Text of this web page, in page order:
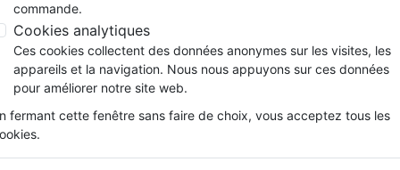
Testaments
Segond
Darby
Famille, couple
Souffrance, Relation d'aide
Ethique, société, politique
Événements actuels
Couple
Souffrance, Relation d'aide
Apologétique
ans
Bibles jeunesse
Latino, Folk
Soul
Louange, Adoration
Pop, Rock
animés
conférences
Documentaires, reportages
Accessoires de Bible
Papeterie
partie de la famille de Dieu - Redécouvrir le projet de
Faire partie de la famille de
Redécouvrir le projet de Dieu pour
Carmen Joy Imes
RéférenceEXL0632 EAN9782755006322
commande.
Cookies analytiques
Ces cookies collectent des données anonymes sur les visites, les
appareils et la navigation. Nous nous appuyons sur ces données
pour améliorer notre site web.
fermant cette fenêtre sans faire de choix, vous acceptez tous les